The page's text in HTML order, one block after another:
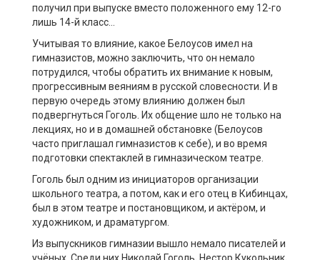
получил при выпуске вместо положенного ему 12-го
лишь 14-й класс…
Учитывая то влияние, какое Белоусов имел на
гимназистов, можно заключить, что он немало
потрудился, чтобы обратить их внимание к новым,
прогрессивным веяниям в русской словесности. И в
первую очередь этому влиянию должен был
подвергнуться Гоголь. Их общение шло не только на
лекциях, но и в домашней обстановке (Белоусов
часто приглашал гимназистов к себе), и во время
подготовки спектаклей в гимназическом театре.
Гоголь был одним из инициаторов организации
школьного театра, а потом, как и его отец в Кибинцах,
был в этом театре и постановщиком, и актёром, и
художником, и драматургом.
Из выпускников гимназии вышло немало писателей и